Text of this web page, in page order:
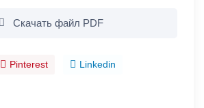
Скачать файл PDF
Pinterest Linkedin